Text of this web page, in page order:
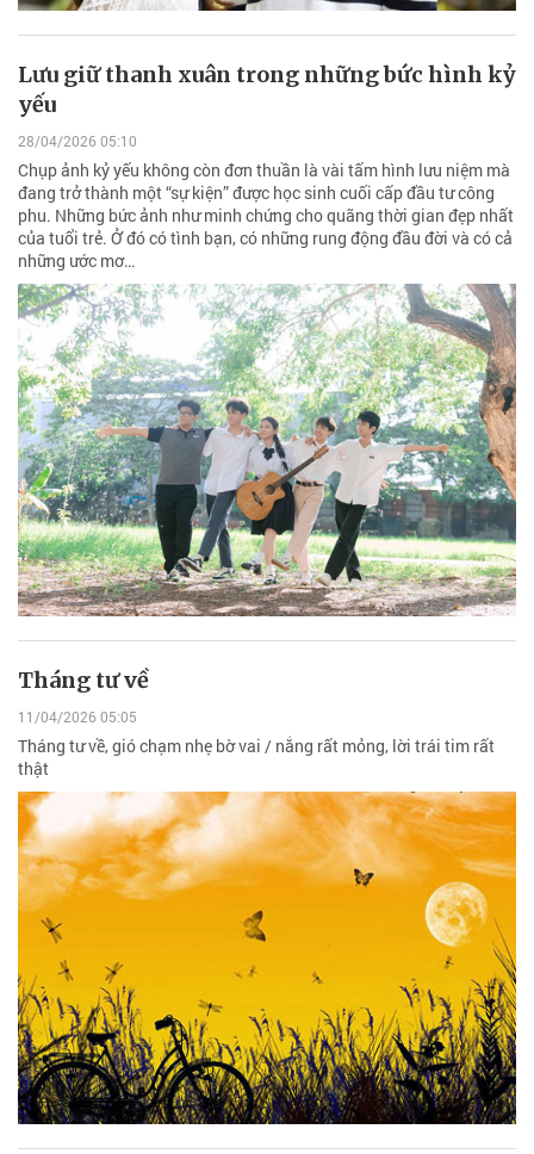
Lưu giữ thanh xuân trong những bức hình kỷ
yếu
28/04/2026 05:10
Chụp ảnh kỷ yếu không còn đơn thuần là vài tấm hình lưu niệm mà
đang trở thành một “sự kiện” được học sinh cuối cấp đầu tư công
phu. Những bức ảnh như minh chứng cho quãng thời gian đẹp nhất
của tuổi trẻ. Ở đó có tình bạn, có những rung động đầu đời và có cả
những ước mơ…
Tháng tư về
11/04/2026 05:05
Tháng tư về, gió chạm nhẹ bờ vai / nắng rất mỏng, lời trái tim rất
thật